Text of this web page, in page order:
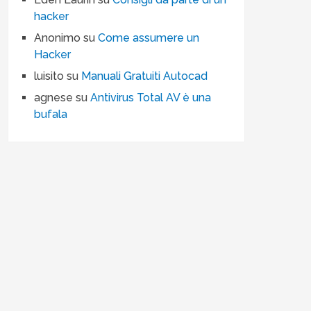
hacker
Anonimo suCome assumere un
Hacker
luisito su Manuali Gratuiti Autocad
agnese suAntivirus Total AV è una
bufala